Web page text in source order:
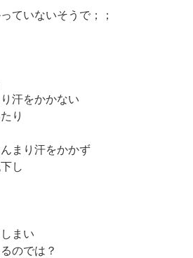
ていないそうで；；
汗をかかない
り
まり汗をかかず
し
まい
のでは？